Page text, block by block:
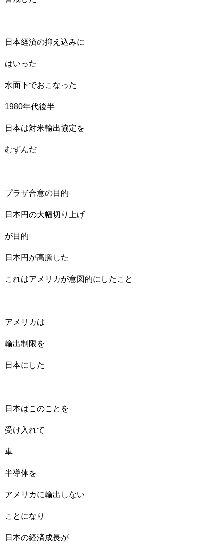
日本経済の抑え込みに
はいった
水面下でおこなった
1980年代後半
日本は対米輸出協定を
むずんだ
プラザ合意の目的
日本円の大幅切り上げ
が目的
日本円が高騰した
これはアメリカが意図的にしたこと
アメリカは
輸出制限を
日本にした
日本はこのことを
受け入れて
車
半導体を
アメリカに輸出しない
ことになり
日本の経済成長が